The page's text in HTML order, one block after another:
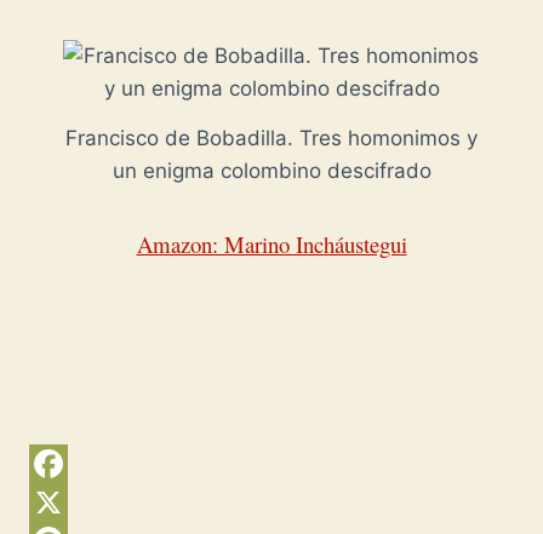
Francisco de Bobadilla. Tres homonimos y
un enigma colombino descifrado
Amazon: Marino Incháustegui
F